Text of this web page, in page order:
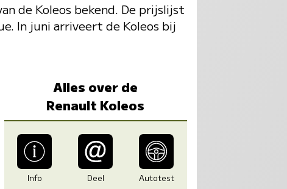
de Koleos bekend. De prijslijst
In juni arriveert de Koleos bij
Alles over de
Renault Koleos
Info Deel Autotest